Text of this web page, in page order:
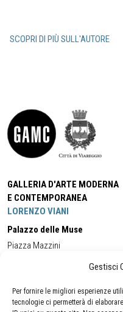
Gestisci
Per fornire le migliori esperienze
tecnologie ci permetterà di
SCOPRI DI PIÙ SULL'AUTORE
GALLERIA D'ARTE MODERNA
E CONTEMPORANEA
LORENZO VIANI
Palazzo delle Muse
Piazza Mazzini
Cell:+39
Tel:
+39 0584 944580
(orario
Email: